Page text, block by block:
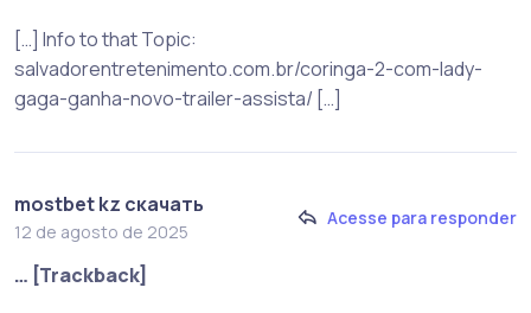
[…] Info to that Topic:
salvadorentretenimento.com.br/coringa-2-com-lady-
gaga-ganha-novo-trailer-assista/ […]
mostbet kz скачать
12 de agosto de 2025
Acesse para responder
… [Trackback]